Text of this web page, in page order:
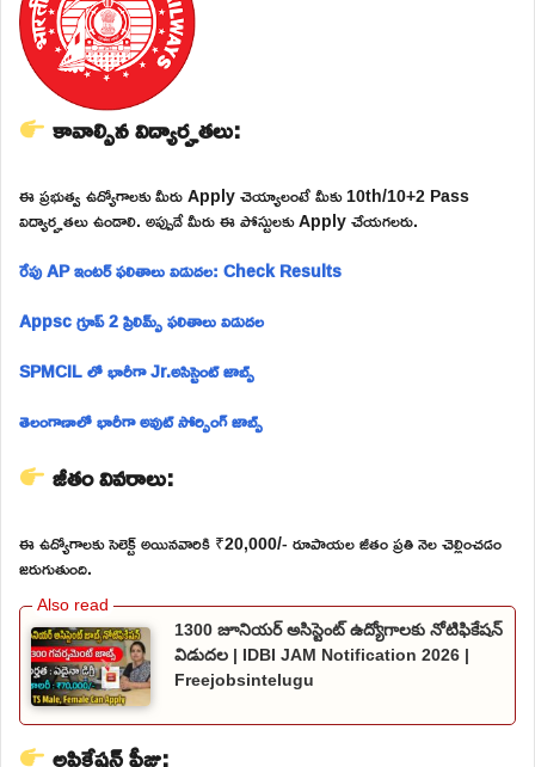
కావాల్సిన విద్యార్హతలు:
ఈ ప్రభుత్వ ఉద్యోగాలకు మీరు Apply చెయ్యాలంటే మీకు 10th/10+2 Pass
విద్యార్హతలు ఉండాలి. అప్పుడే మీరు ఈ పోస్టులకు Apply చేయగలరు.
రేపు AP ఇంటర్ ఫలితాలు విడుదల: Check Results
Appsc గ్రూప్ 2 ప్రిలిమ్స్ ఫలితాలు విడుదల
SPMCIL లో భారీగా Jr.అసిస్టెంట్ జాబ్స్
తెలంగాణాలో భారీగా అవుట్ సోర్సింగ్ జాబ్స్
జీతం వివరాలు:
ఈ ఉద్యోగాలకు సెలెక్ట్ అయినవారికి ₹20,000/- రూపాయల జీతం ప్రతి నెల చెల్లించడం
జరుగుతుంది.
1300 జూనియర్ అసిస్టెంట్ ఉద్యోగాలకు నోటిఫికేషన్
విడుదల | IDBI JAM Notification 2026 |
Freejobsintelugu
అప్లికేషన్ ఫీజు: